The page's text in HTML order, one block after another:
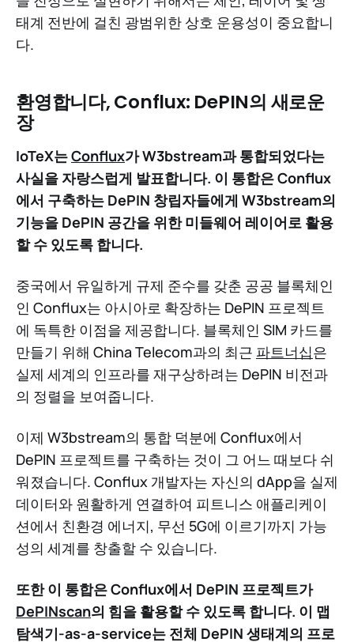
태계 전반에 걸친 광범위한 상호 운용성이 중요합니
다.
환영합니다, Conflux: DePIN의 새로운
장
IoTeX는Conflux가 W3bstream과 통합되었다는
사실을 자랑스럽게 발표합니다. 이 통합은 Conflux
에서 구축하는 DePIN 창립자들에게 W3bstream의
기능을 DePIN 공간을 위한 미들웨어 레이어로 활용
할 수 있도록 합니다.
중국에서 유일하게 규제 준수를 갖춘 공공 블록체인
인 Conflux는 아시아로 확장하는 DePIN 프로젝트
에 독특한 이점을 제공합니다. 블록체인 SIM 카드를
만들기 위해 China Telecom과의 최근 파트너십은
실제 세계의 인프라를 재구상하려는 DePIN 비전과
의 정렬을 보여줍니다.
이제 W3bstream의 통합 덕분에 Conflux에서
DePIN 프로젝트를 구축하는 것이 그 어느 때보다 쉬
워졌습니다. Conflux 개발자는 자신의 dApp을 실제
데이터와 원활하게 연결하여 피트니스 애플리케이
션에서 친환경 에너지, 무선 5G에 이르기까지 가능
성의 세계를 창출할 수 있습니다.
또한 이 통합은 Conflux에서 DePIN 프로젝트가
DePINscan의 힘을 활용할 수 있도록 합니다. 이 맵
탐색기-as-a-service는 전체 DePIN 생태계의 프로